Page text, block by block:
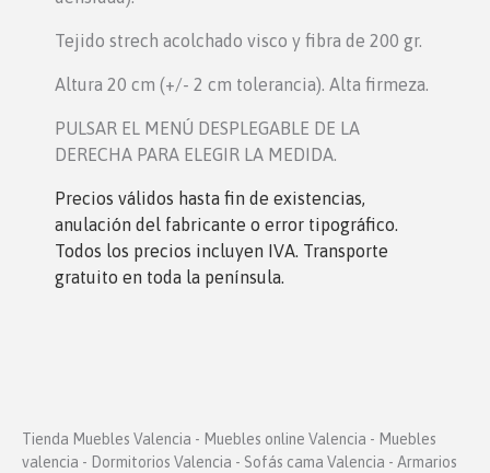
Tejido strech acolchado visco y fibra de 200 gr.
Altura 20 cm (+/- 2 cm tolerancia). Alta firmeza.
PULSAR EL MENÚ DESPLEGABLE DE LA
DERECHA PARA ELEGIR LA MEDIDA.
Precios válidos hasta fin de existencias,
anulación del fabricante o error tipográfico.
Todos los precios incluyen IVA. Transporte
gratuito en toda la península.
Tienda Muebles Valencia - Muebles online Valencia - Muebles
valencia - Dormitorios Valencia - Sofás cama Valencia - Armarios